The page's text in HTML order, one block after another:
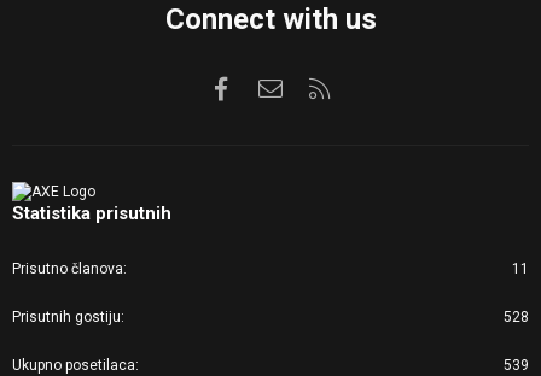
Connect with us
FacebookKontaktirajte nas
Statistika prisutnih
Prisutno članova 11
Prisutnih gostiju 528
Ukupno posetilaca 539